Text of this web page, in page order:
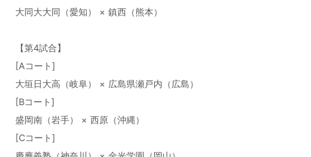
大同大大同（愛知） × 鎮西（熊本）
【第4試合】
[Aコート]
大垣日大高（岐阜） × 広島県瀬戸内（広島）
[Bコート]
盛岡南（岩手） × 西原（沖縄）
[Cコート]